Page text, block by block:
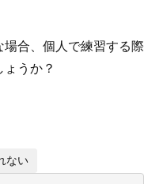
合、個人で練習する際
うか？
ない